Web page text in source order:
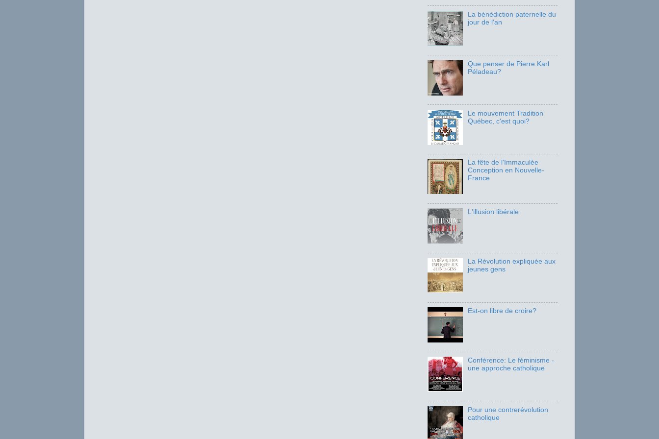
La bénédiction paternelle du
jour de l'an
Que penser de Pierre Karl
Péladeau?
Le mouvement Tradition
Québec, c'est quoi?
La fête de l'Immaculée
Conception en Nouvelle-
France
L'illusion libérale
La Révolution expliquée aux
jeunes gens
Est-on libre de croire?
Conférence: Le féminisme -
une approche catholique
Pour une contrerévolution
catholique